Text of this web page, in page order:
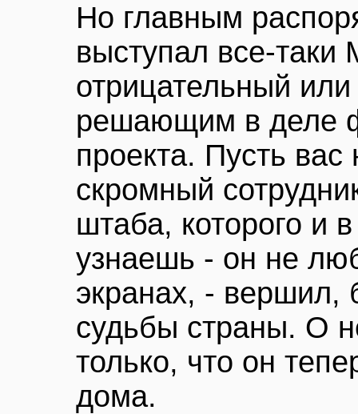
Но главным
выступал все-
отрицательный
решающим в деле
проекта. Пусть вас
скромный
штаба, которого и
узнаешь - он не
экранах, - вершил,
судьбы страны. О
только, что он
дома.